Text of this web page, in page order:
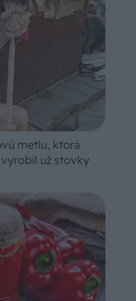
metlu, ktorá
už stovky